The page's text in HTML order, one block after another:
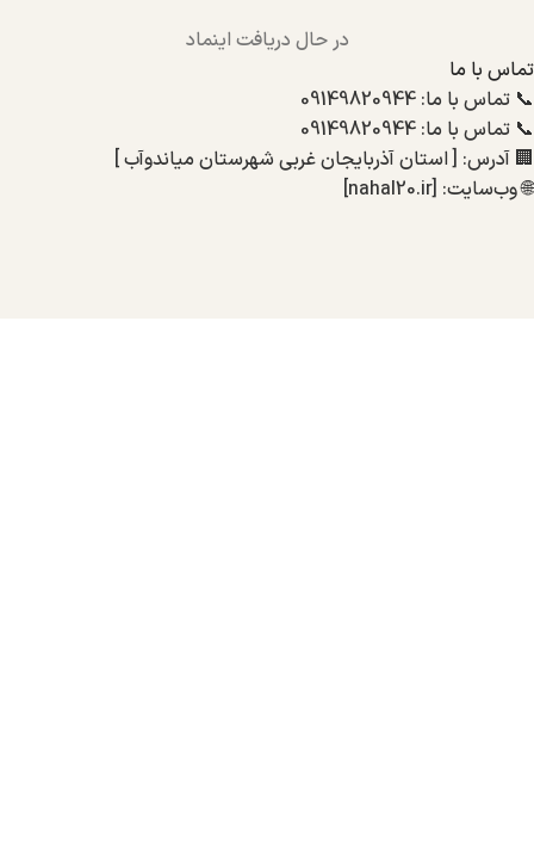
در حال دریافت اینماد
تماس با ما
📞 تماس با ما: 09149820944
📞 تماس با ما: 09149820944
🏢 آدرس: [ استان آذربایجان غربی شهرستان میاندوآب ]
🌐 وب‌سایت: [nahal20.ir]